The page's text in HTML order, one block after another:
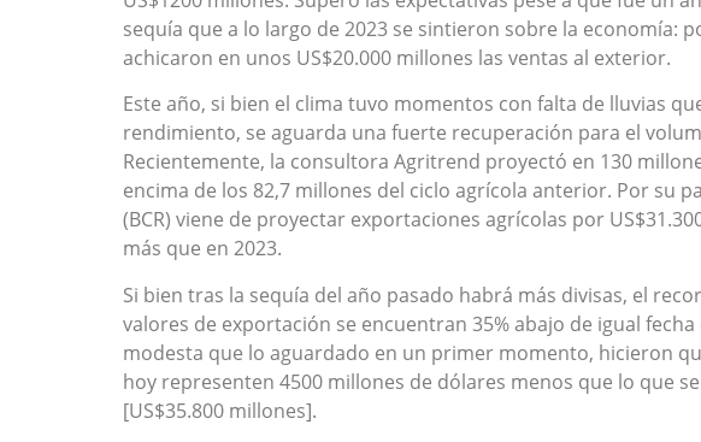
sequía que a lo largo de 2023 se sintieron sobre la economía:
achicaron en unos US$20.000 millones las ventas al exterior.
Este año, si bien el clima tuvo momentos con falta de lluvias
rendimiento, se aguarda una fuerte recuperación para el
Recientemente, la consultora Agritrend proyectó en 130
encima de los 82,7 millones del ciclo agrícola anterior. Por su
(BCR) viene de proyectar exportaciones agrícolas por
más que en 2023.
Si bien tras la sequía del año pasado habrá más divisas, el
valores de exportación se encuentran 35% abajo de igual
modesta que lo aguardado en un primer momento, hicieron
hoy representen 4500 millones de dólares menos que lo que
[US$35.800 millones].